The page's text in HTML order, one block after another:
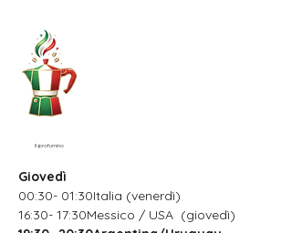
Il profumino
Giovedì
00:30- 01:30Italia (venerdì)
16:30- 17:30Messico / USA  (giovedì)